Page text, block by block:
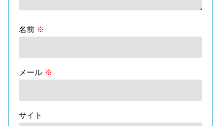
名前 ※
メール ※
サイト